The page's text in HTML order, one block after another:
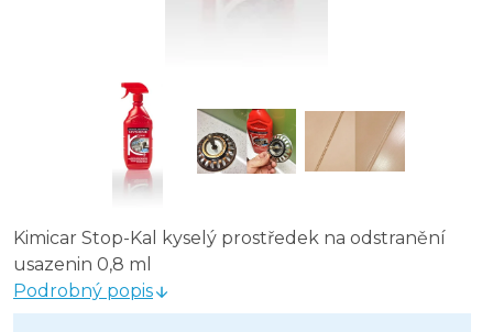
Kimicar Stop-Kal kyselý prostředek na odstranění
usazenin 0,8 ml
Podrobný popis